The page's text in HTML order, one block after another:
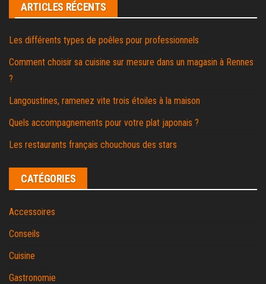
ARTICLES RÉCENTS
Les différents types de poêles pour professionnels
Comment choisir sa cuisine sur mesure dans un magasin à Rennes
?
Langoustines, ramenez vite trois étoiles à la maison
Quels accompagnements pour votre plat japonais ?
Les restaurants français chouchous des stars
CATÉGORIES
Accessoires
Conseils
Cuisine
Gastronomie